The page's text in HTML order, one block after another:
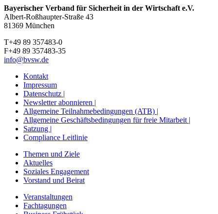
Bayerischer Verband für Sicherheit in der Wirtschaft e.V.
Albert-Roßhaupter-Straße 43
81369 München
T+49 89 357483-0
F+49 89 357483-35
info@bvsw.de
Kontakt
Impressum
Datenschutz |
Newsletter abonnieren |
Allgemeine Teilnahmebedingungen (ATB) |
Allgemeine Geschäftsbedingungen für freie Mitarbeit |
Satzung |
Compliance Leitlinie
Themen und Ziele
Aktuelles
Soziales Engagement
Vorstand und Beirat
Veranstaltungen
Fachtagungen